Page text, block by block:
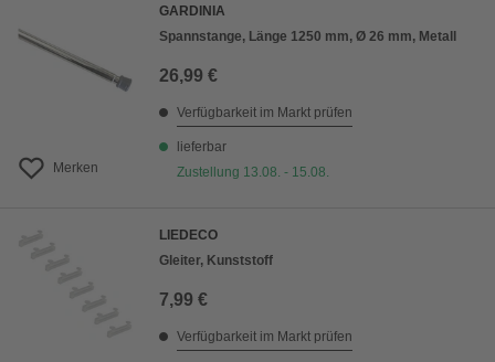
Merken
GARDINIA
Spannstange, Länge 1250 mm, Ø 26 mm, Metall
26,99 €
Verfügbarkeit im Markt prüfen
lieferbar
Zustellung 13.08. - 15.08.
LIEDECO
Gleiter, Kunststoff
7,99 €
Verfügbarkeit im Markt prüfen